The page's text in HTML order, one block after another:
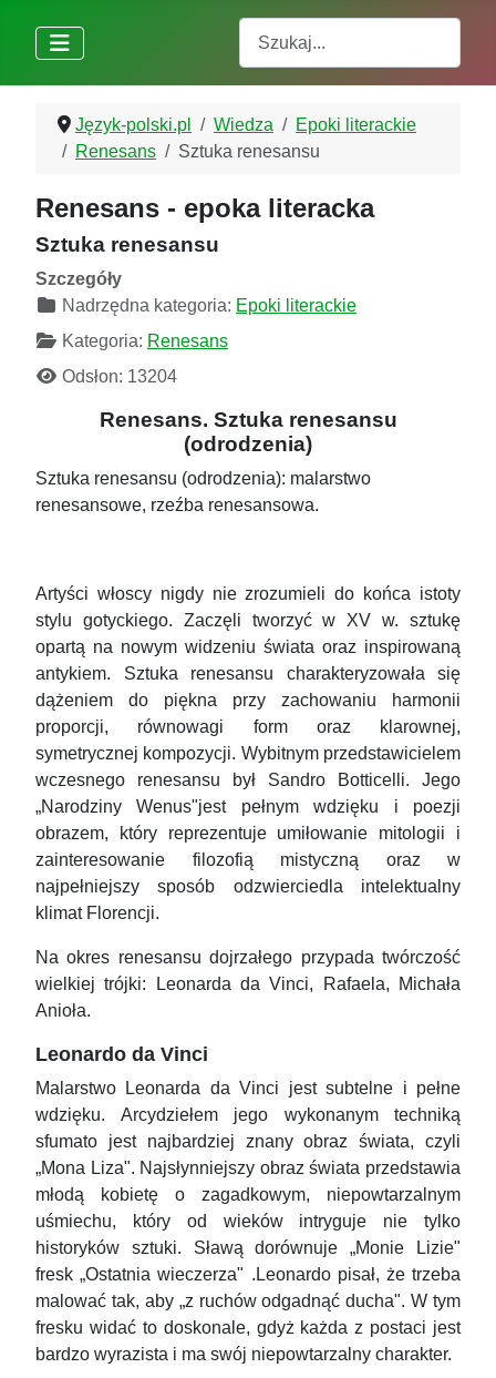
Język-polski.pl Wiedza
Epoki literackie
Renesans
Sztuka renesansu
Renesans - epoka literacka
Sztuka renesansu
Szczegóły
Nadrzędna kategoria: Epoki literackie
Kategoria: Renesans
Odsłon: 13204
Renesans. Sztuka renesansu
(odrodzenia)
Sztuka renesansu (odrodzenia): malarstwo
renesansowe, rzeźba renesansowa.
Artyści włoscy nigdy nie zrozumieli do końca istoty
stylu gotyckiego. Zaczęli tworzyć w XV w. sztukę
opartą na nowym widzeniu świata oraz inspirowaną
antykiem. Sztuka renesansu charakteryzowała się
dążeniem do piękna przy zachowaniu harmonii
proporcji, równowagi form oraz klarownej,
symetrycznej kompozycji. Wybitnym przedstawicielem
wczesnego renesansu był Sandro Botticelli. Jego
„Narodziny Wenus"jest pełnym wdzięku i poezji
obrazem, który reprezentuje umiłowanie mitologii i
zainteresowanie filozofią mistyczną oraz w
najpełniejszy sposób odzwierciedla intelektualny
klimat Florencji.
Na okres renesansu dojrzałego przypada twórczość
wielkiej trójki: Leonarda da Vinci, Rafaela, Michała
Anioła.
Leonardo da Vinci
Malarstwo Leonarda da Vinci jest subtelne i pełne
wdzięku. Arcydziełem jego wykonanym techniką
sfumato jest najbardziej znany obraz świata, czyli
„Mona Liza". Najsłynniejszy obraz świata przedstawia
młodą kobietę o zagadkowym, niepowtarzalnym
uśmiechu, który od wieków intryguje nie tylko
historyków sztuki. Sławą dorównuje „Monie Lizie"
fresk „Ostatnia wieczerza" .Leonardo pisał, że trzeba
malować tak, aby „z ruchów odgadnąć ducha". W tym
fresku widać to doskonale, gdyż każda z postaci jest
bardzo wyrazista i ma swój niepowtarzalny charakter.